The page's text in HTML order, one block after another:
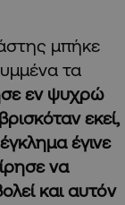
μπήκε
τα
εν ψυχρώ
εκεί,
έγινε
να
και αυτόν